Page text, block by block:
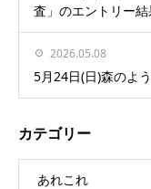
査」のエントリー
2026.05.08
5月24日(日)森のよ
カテゴリー
あれこれ